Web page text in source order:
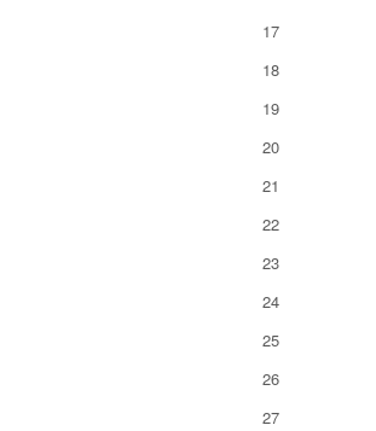
17
18
19
20
21
22
23
24
25
26
27